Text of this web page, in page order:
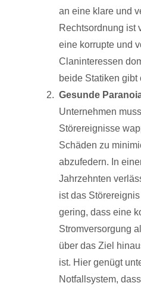
an eine klare und
Rechtsordnung ist
eine korrupte und
Claninteressen
beide Statiken gibt
Gesunde
Unternehmen
Störereignisse
Schäden zu
abzufedern. In
Jahrzehnten
ist das
gering, dass eine
Stromversorgung
über das Ziel
ist. Hier genügt
Notfallsystem,